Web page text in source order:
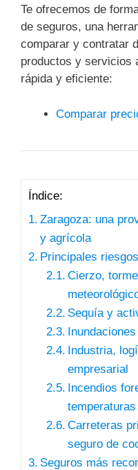
Te ofrecemos de
de seguros, una
comparar y contratar
productos y servicios
rápida y eficiente:
Comparar
Índice:
Zaragoza: una
y agrícola
Principales
Cierzo,
Sequía y
Industria,
empresarial
Incendios
temperaturas
Carreteras
seguro de
Seguros más